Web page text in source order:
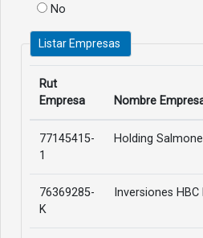
No
Listar Empresas
Rut
Empresa
Nombre
77145415-
1
Holding
76369285-
K
Inversiones